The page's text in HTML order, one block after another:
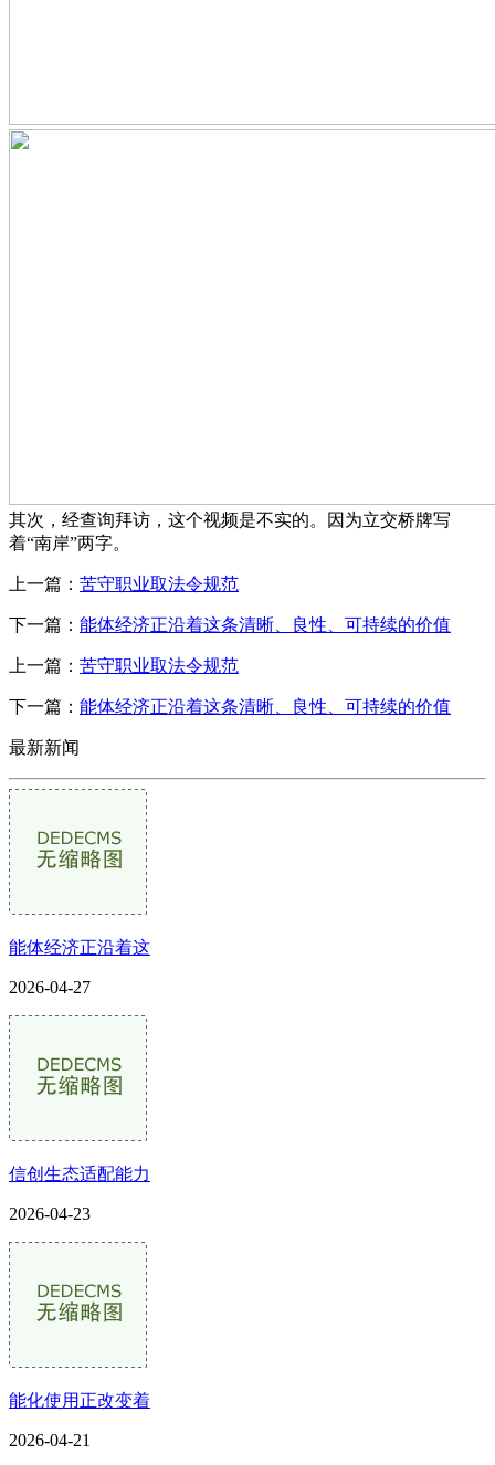
其次，经查询拜访，这个视频是不实的。因为立交桥牌写
着“南岸”两字。
上一篇： 苦守职业取法令规范
下一篇： 能体经济正沿着这条清晰、良性、可持续的价值
上一篇： 苦守职业取法令规范
下一篇： 能体经济正沿着这条清晰、良性、可持续的价值
最新新闻
能体经济正沿着这
2026-04-27
信创生态适配能力
2026-04-23
能化使用正改变着
2026-04-21